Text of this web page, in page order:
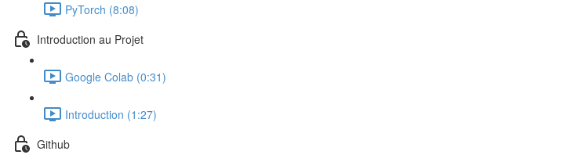
PyTorch (8:08)
Introduction au Projet
Google Colab (0:31)
Introduction (1:27)
Github